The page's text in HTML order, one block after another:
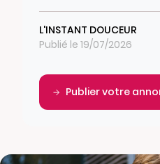
L'INSTANT DOUCEUR
Publié le 19/07/2026
Publier votre